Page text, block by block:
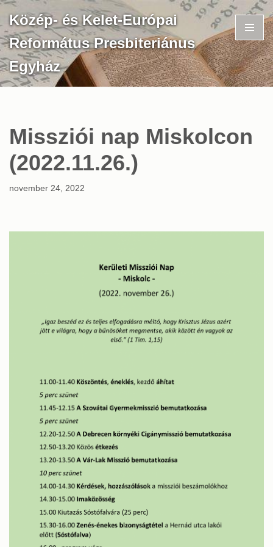
Skip
to
content
Közép- és Kelet-Európai
Református Presbiteriánus
Egyház
Missziói nap Miskolcon
(2022.11.26.)
november 24, 2022